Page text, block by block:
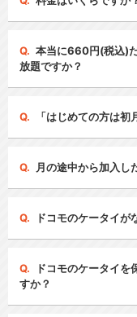
本当に660円(税込)
放題ですか？
「はじめての方は初
月の途中から加入し
ドコモのケータイが
ドコモのケータイを
すか？